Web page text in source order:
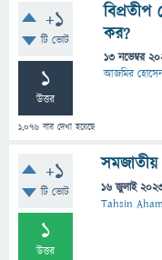
+1
টি ভোট
1
উত্তর
1,076 বার দেখা হয়েছে
বিপ্রতীপ
কর?
13 নভেম্বর
আজমির
+1
টি ভোট
1
উত্তর
16 জুলাই
Tahsin